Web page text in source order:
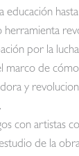
educación
herramienta
por la
marco de
y
con artistas
de la